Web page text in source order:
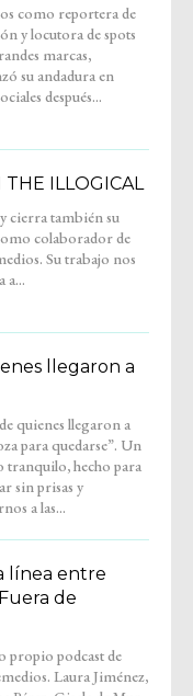
después...
THE ILLOGICAL
a...
llegaron a
a las...
línea entre
de